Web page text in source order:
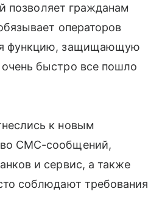
позволяет гражданам
операторов
функцию, защищающую
быстро все пошло
к новым
СМС-сообщений,
и сервис, а также
соблюдают требования